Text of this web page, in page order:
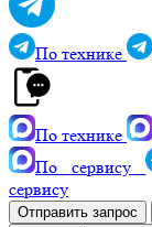
По технике
По технике
По сервису
сервису
Отправить запрос